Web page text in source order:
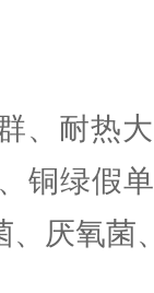
、耐热
铜绿假
、厌氧菌